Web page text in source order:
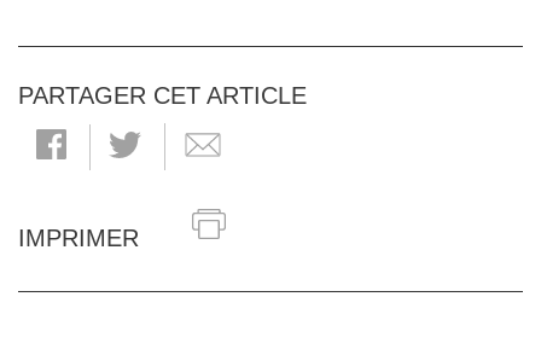
PARTAGER CET ARTICLE
IMPRIMER